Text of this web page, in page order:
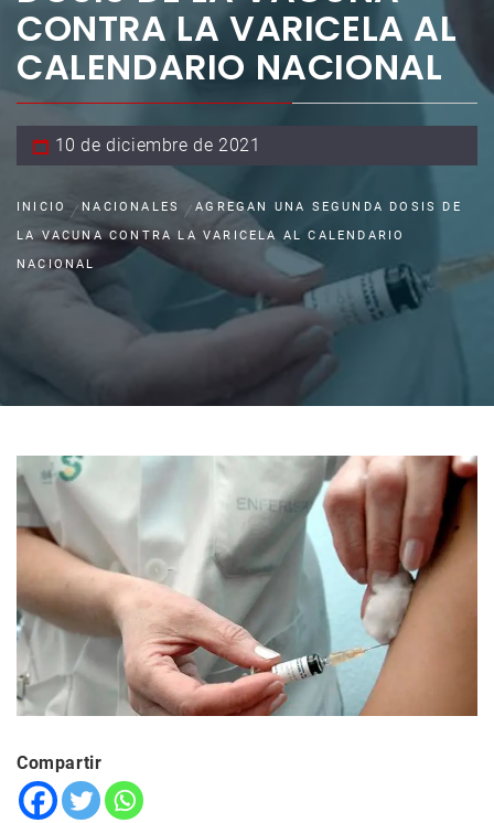
CONTRA LA VARICELA AL
CALENDARIO NACIONAL
10 de diciembre de 2021
INICIO NACIONALES
AGREGAN UNA SEGUNDA DOSIS DE
LA VACUNA CONTRA LA VARICELA AL CALENDARIO
NACIONAL
Compartir